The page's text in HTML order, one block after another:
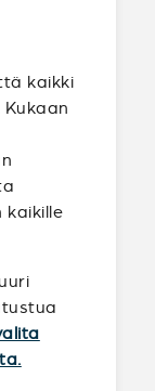
kaikki
kaikille